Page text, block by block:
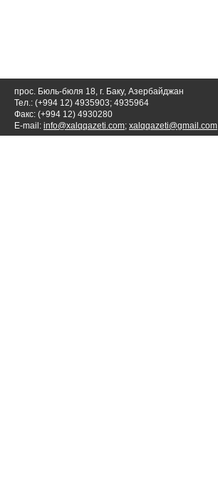
прос. Бюль-бюля 18, г. Баку, Азербайджан
Тел.: (+994 12) 4935903; 4935964
Факс: (+994 12) 4930280
E-mail: info@xalqqazeti.com; xalqqazeti@gmail.com